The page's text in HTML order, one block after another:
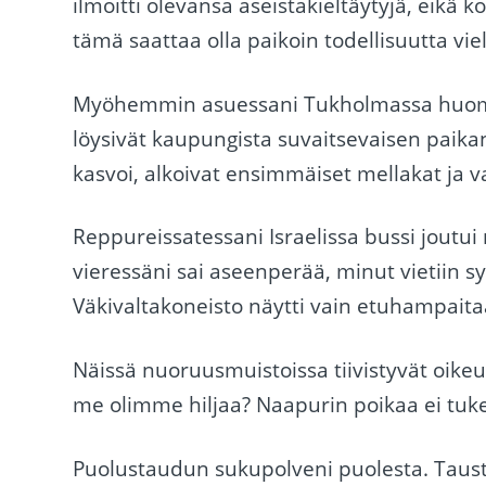
tämä saattaa olla paikoin todellisuutta
Myöhemmin asuessani Tukholmassa
löysivät kaupungista suvaitsevaisen
kasvoi, alkoivat ensimmäiset mellakat ja
Reppureissatessani Israelissa bussi
vieressäni sai aseenperää, minut vietiin
Väkivaltakoneisto näytti vain
Näissä nuoruusmuistoissa tiivistyvät
me olimme hiljaa? Naapurin poikaa ei
Puolustaudun sukupolveni puolesta.